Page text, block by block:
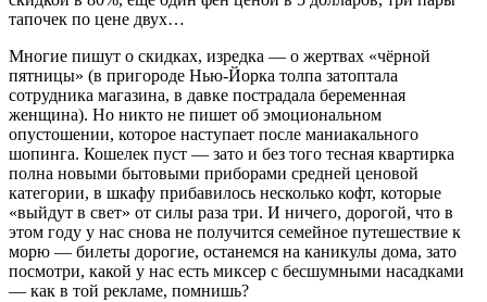
тапочек по цене двух…
Многие пишут о скидках, изредка — о жертвах «чёрной
пятницы» (в пригороде Нью-Йорка толпа затоптала
сотрудника магазина, в давке пострадала беременная
женщина). Но никто не пишет об эмоциональном
опустошении, которое наступает после маниакального
шопинга. Кошелек пуст — зато и без того тесная квартирка
полна новыми бытовыми приборами средней ценовой
категории, в шкафу прибавилось несколько кофт, которые
«выйдут в свет» от силы раза три. И ничего, дорогой, что в
этом году у нас снова не получится семейное путешествие к
морю — билеты дорогие, останемся на каникулы дома, зато
посмотри, какой у нас есть миксер с бесшумными насадками
— как в той рекламе, помнишь?